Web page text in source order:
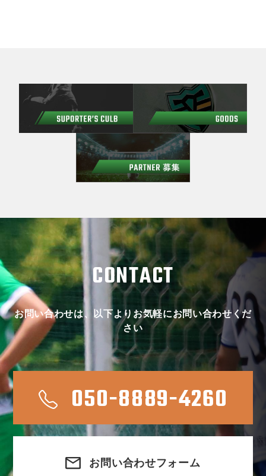
CONTACT
お問い合わせは、以下よりお気軽にお問い合わせくだ
さい
050-8889-4260
お問い合わせフォーム